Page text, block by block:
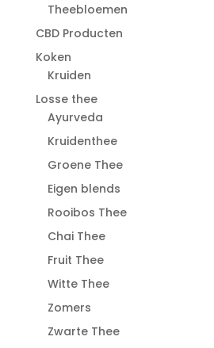
Theebloemen
CBD Producten
Koken
Kruiden
Losse thee
Ayurveda
Kruidenthee
Groene Thee
Eigen blends
Rooibos Thee
Chai Thee
Fruit Thee
Witte Thee
Zomers
Zwarte Thee